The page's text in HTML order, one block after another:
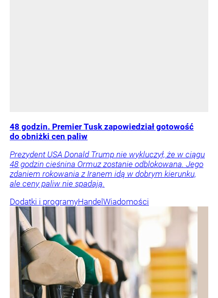
48 godzin. Premier Tusk zapowiedział gotowość
do obniżki cen paliw
Prezydent USA Donald Trump nie wykluczył, że w ciągu
48 godzin cieśnina Ormuz zostanie odblokowana. Jego
zdaniem rokowania z Iranem idą w dobrym kierunku,
ale ceny paliw nie spadają.
Dodatki i programyHandelWiadomości